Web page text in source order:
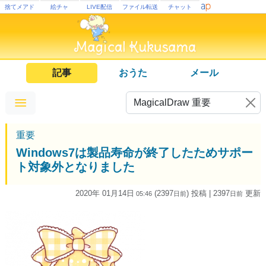
捨てメアド 絵チャ LIVE配信 ファイル転送 チャット
記事 おうた メール
重要
Windows7は製品寿命が終了したためサポー
ト対象外となりました
2020年 01月14日 05:46 (2397日前) 投稿 | 2397日前 更新